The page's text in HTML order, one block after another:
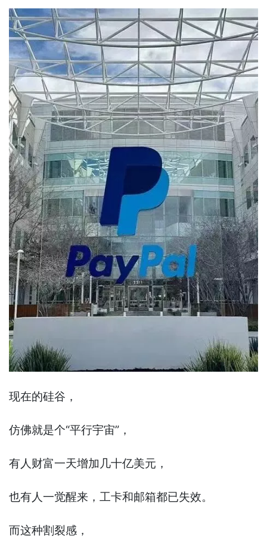
现在的硅谷，
仿佛就是个“平行宇宙”，
有人财富一天增加几十亿美元，
也有人一觉醒来，工卡和邮箱都已失效。
而这种割裂感，